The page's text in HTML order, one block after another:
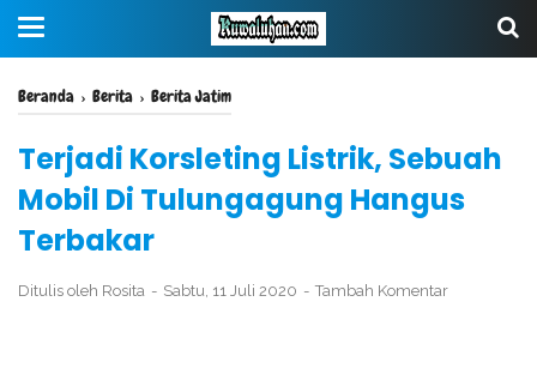
Beranda › Berita › Berita Jatim
Terjadi Korsleting Listrik, Sebuah
Mobil Di Tulungagung Hangus
Terbakar
Ditulis oleh Rosita Sabtu, 11 Juli 2020 Tambah Komentar